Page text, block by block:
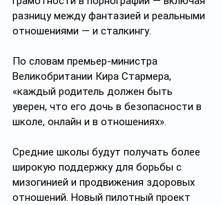
разницу между фантазией и реальными
отношениями — и сталкингу.
По словам премьер-министра
Великобритании Кира Стармера,
«каждый родитель должен быть
уверен, что его дочь в безопасности в
школе, онлайн и в отношениях».
Средние школы будут получать более
широкую поддержку для борьбы с
мизогинией и продвижения здоровых
отношений. Новый пилотный проект